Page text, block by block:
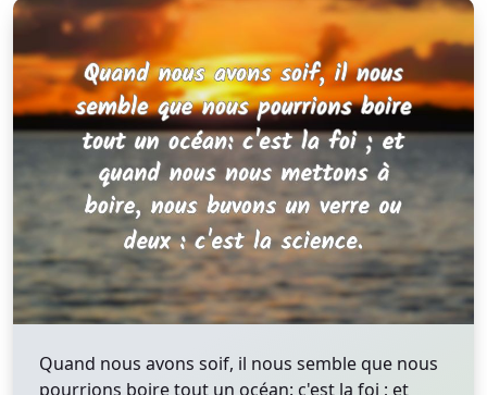
Quand nous avons soif, il nous semble que nous
pourrions boire tout un océan: c'est la foi ; et